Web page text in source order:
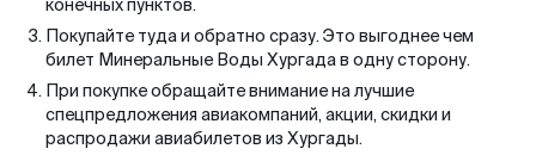
конечных пунктов.
Покупайте туда и обратно сразу. Это выгоднее чем
билет Минеральные Воды Хургада в одну сторону.
При покупке обращайте внимание на лучшие
спецпредложения авиакомпаний, акции, скидки и
распродажи авиабилетов из Хургады.